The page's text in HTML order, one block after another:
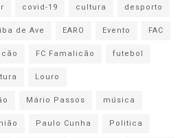
covid-19 cultura
desporto
de Ave EARO Evento
FAC
FC Famalicão
futebol
Louro
Mário Passos
música
Paulo Cunha
Politica